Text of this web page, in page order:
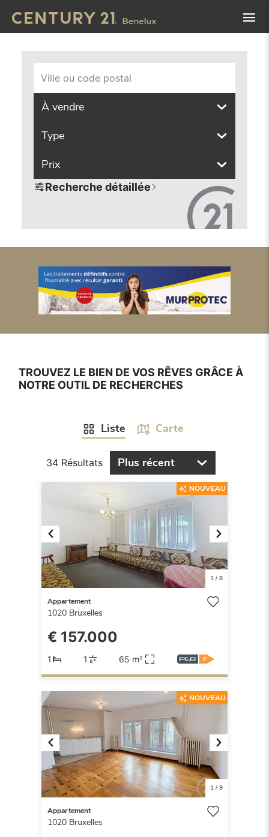
Ville ou code postal
À vendre
Type
Prix
Recherche détaillée
TROUVEZ LE BIEN DE VOS RÊVES GRÂCE À
NOTRE OUTIL DE RECHERCHES
Liste Carte
34 Résultats Plus récent
Previous Next
1/ 8
NOUVEAU
Appartement
1020 Bruxelles
€ 157.000
1 1 65 m²
Previous Next
1/ 9
NOUVEAU
Appartement
1020 Bruxelles